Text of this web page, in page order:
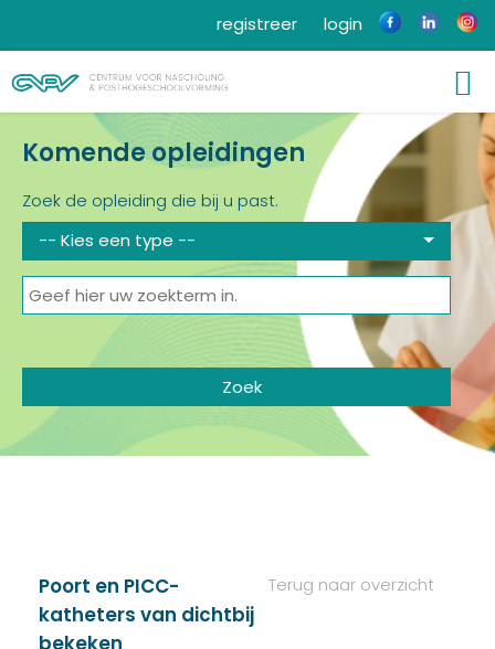
login
registreer
Komende opleidingen
Zoek de opleiding die bij u past.
-- Kies een type --
Terug naar overzicht
Poort en PICC-
katheters van dichtbij
bekeken